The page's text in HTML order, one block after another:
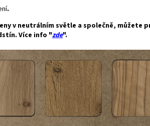
.
v neutrálním světle a společně, můžete
Více info "zde".